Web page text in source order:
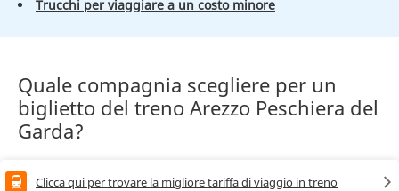
Trucchi per viaggiare a un costo minore
Quale compagnia scegliere per un
biglietto del treno Arezzo Peschiera del
Garda?
Clicca qui per trovare la migliore tariffa di viaggio in treno